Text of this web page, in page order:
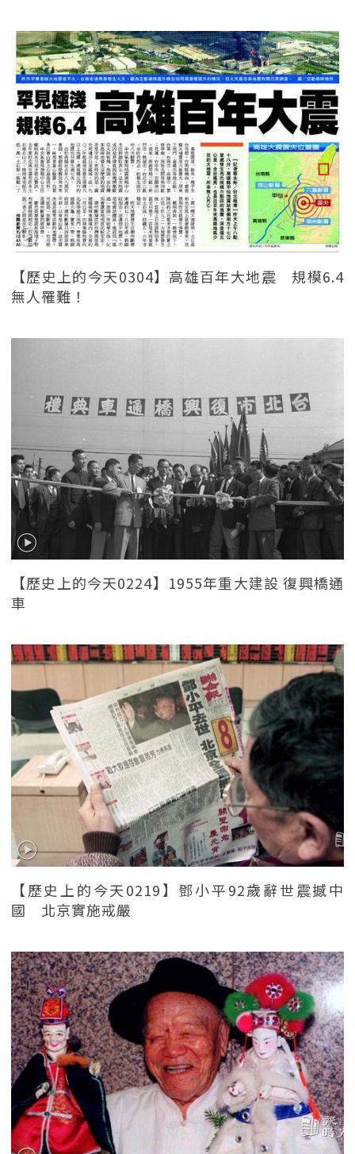
【歷史上的今天0304】高雄百年大地震 規模6.4
無人罹難！
【歷史上的今天0224】1955年重大建設 復興橋通
車
【歷史上的今天0219】鄧小平92歲辭世震撼中
國 北京實施戒嚴